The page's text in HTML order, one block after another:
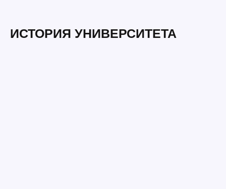
ИСТОРИЯ УНИВЕРСИТЕТА